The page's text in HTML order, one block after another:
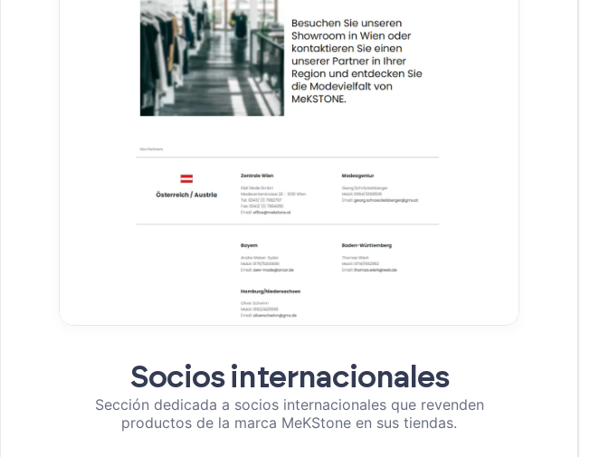
Socios internacionales
Sección dedicada a socios internacionales que revenden
productos de la marca MeKStone en sus tiendas.